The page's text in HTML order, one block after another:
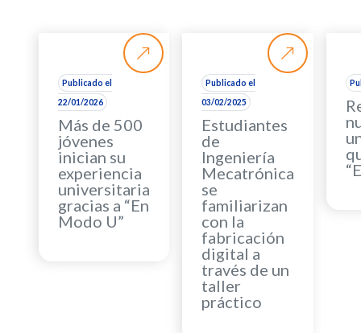
Publicado el
22/01/2026
Más de 500
jóvenes
inician su
experiencia
universitaria
gracias a “En
Modo U”
Publicado el
03/02/2025
Estudiantes
de
Ingeniería
Mecatrónica
se
familiarizan
con la
fabricación
digital a
través de un
taller
práctico